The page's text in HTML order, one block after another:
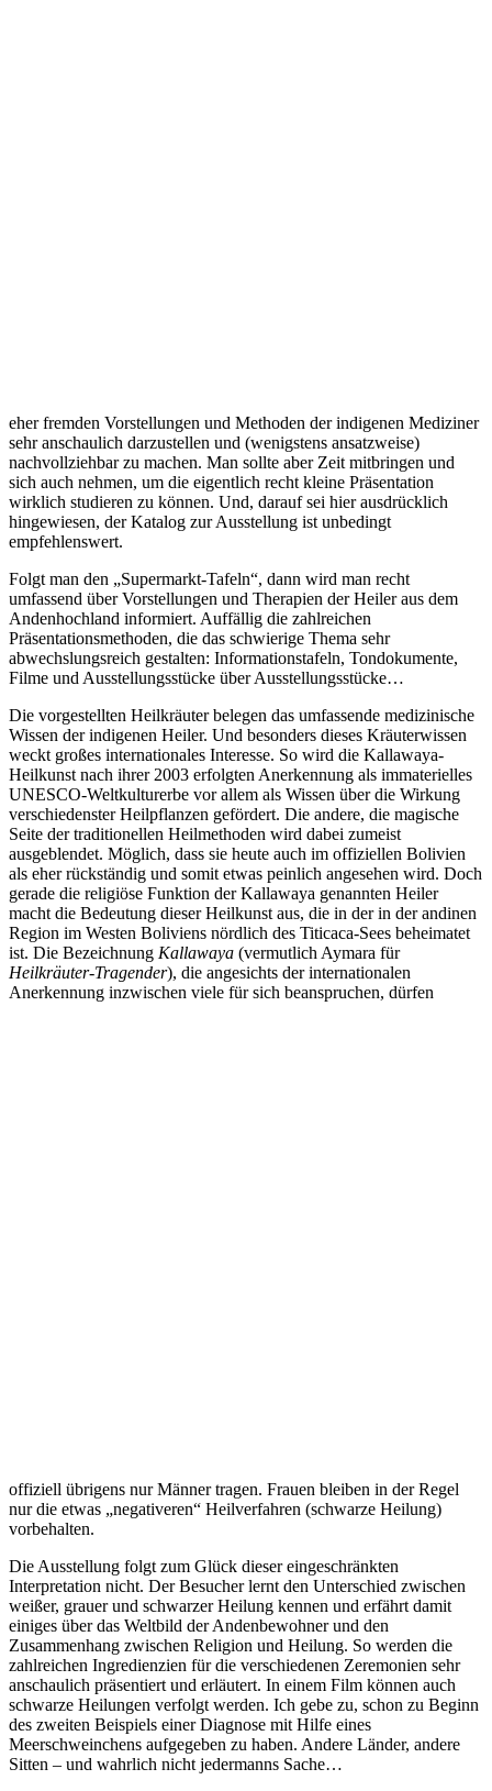
eher fremden Vorstellungen und Methoden der indigenen Mediziner
sehr anschaulich darzustellen und (wenigstens ansatzweise)
nachvollziehbar zu machen. Man sollte aber Zeit mitbringen und
sich auch nehmen, um die eigentlich recht kleine Präsentation
wirklich studieren zu können. Und, darauf sei hier ausdrücklich
hingewiesen, der Katalog zur Ausstellung ist unbedingt
empfehlenswert.
Folgt man den „Supermarkt-Tafeln“, dann wird man recht
umfassend über Vorstellungen und Therapien der Heiler aus dem
Andenhochland informiert. Auffällig die zahlreichen
Präsentationsmethoden, die das schwierige Thema sehr
abwechslungsreich gestalten: Informationstafeln, Tondokumente,
Filme und Ausstellungsstücke über Ausstellungsstücke…
Die vorgestellten Heilkräuter belegen das umfassende medizinische
Wissen der indigenen Heiler. Und besonders dieses Kräuterwissen
weckt großes internationales Interesse. So wird die Kallawaya-
Heilkunst nach ihrer 2003 erfolgten Anerkennung als immaterielles
UNESCO-Weltkulturerbe vor allem als Wissen über die Wirkung
verschiedenster Heilpflanzen gefördert. Die andere, die magische
Seite der traditionellen Heilmethoden wird dabei zumeist
ausgeblendet. Möglich, dass sie heute auch im offiziellen Bolivien
als eher rückständig und somit etwas peinlich angesehen wird. Doch
gerade die religiöse Funktion der Kallawaya genannten Heiler
macht die Bedeutung dieser Heilkunst aus, die in der in der andinen
Region im Westen Boliviens nördlich des Titicaca-Sees beheimatet
ist. Die Bezeichnung Kallawaya (vermutlich Aymara für
Heilkräuter-Tragender), die angesichts der internationalen
Anerkennung inzwischen viele für sich beanspruchen, dürfen
offiziell übrigens nur Männer tragen. Frauen bleiben in der Regel
nur die etwas „negativeren“ Heilverfahren (schwarze Heilung)
vorbehalten.
Die Ausstellung folgt zum Glück dieser eingeschränkten
Interpretation nicht. Der Besucher lernt den Unterschied zwischen
weißer, grauer und schwarzer Heilung kennen und erfährt damit
einiges über das Weltbild der Andenbewohner und den
Zusammenhang zwischen Religion und Heilung. So werden die
zahlreichen Ingredienzien für die verschiedenen Zeremonien sehr
anschaulich präsentiert und erläutert. In einem Film können auch
schwarze Heilungen verfolgt werden. Ich gebe zu, schon zu Beginn
des zweiten Beispiels einer Diagnose mit Hilfe eines
Meerschweinchens aufgegeben zu haben. Andere Länder, andere
Sitten – und wahrlich nicht jedermanns Sache…